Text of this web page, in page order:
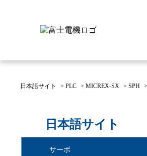
富士電機について
株主・投資家情報
サステナビリティ
日本語サイト > PLC > MICREX-SX > SPH >
日本語サイト
サーボ